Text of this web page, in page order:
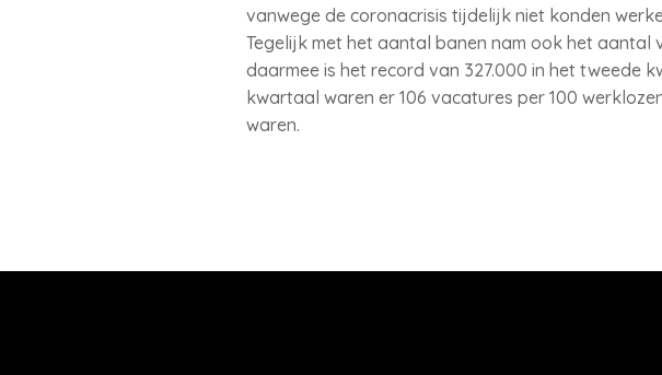
vanwege de coronacrisis tijdelijk niet konden
Tegelijk met het aantal banen nam ook het aantal
daarmee is het record van 327.000 in het tweede
kwartaal waren er 106 vacatures per 100
waren.